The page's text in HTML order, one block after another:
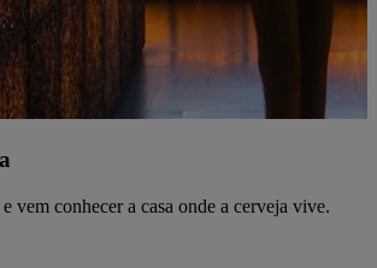
vem conhecer a casa onde a cerveja vive.